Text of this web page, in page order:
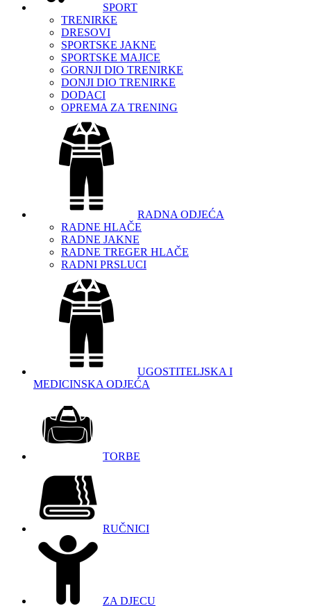
SPORT
TRENIRKE
DRESOVI
SPORTSKE JAKNE
SPORTSKE MAJICE
GORNJI DIO TRENIRKE
DONJI DIO TRENIRKE
DODACI
OPREMA ZA TRENING
RADNA ODJEĆA
RADNE HLAČE
RADNE JAKNE
RADNE TREGER HLAČE
RADNI PRSLUCI
UGOSTITELJSKA I
MEDICINSKA ODJEĆA
TORBE
RUČNICI
ZA DJECU